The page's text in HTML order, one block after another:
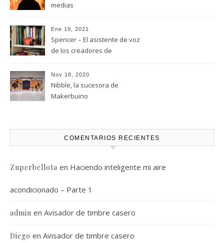
medias
Ene 19, 2021
Spencer – El asistente de voz
de los creadores de
Nov 18, 2020
Nibble, la sucesora de
Makerbuino
COMENTARIOS RECIENTES
Zuperbellota en Haciendo inteligente mi aire
acondicionado – Parte 1
admin en Avisador de timbre casero
Diego en Avisador de timbre casero